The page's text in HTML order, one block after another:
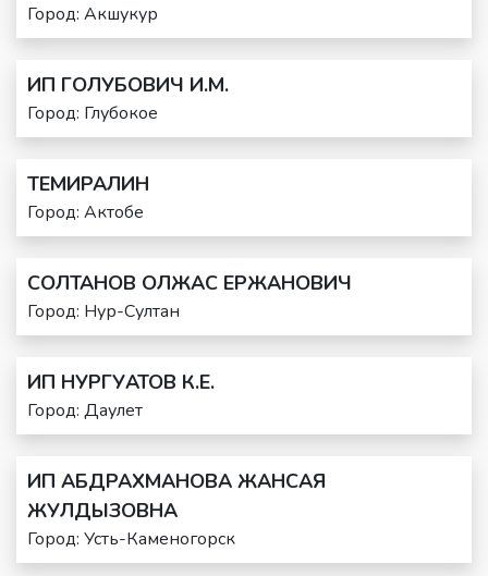
Город: Акшукур
ИП ГОЛУБОВИЧ И.М.
Город: Глубокое
ТЕМИРАЛИН
Город: Актобе
СОЛТАНОВ ОЛЖАС ЕРЖАНОВИЧ
Город: Нур-Султан
ИП НУРГУАТОВ К.Е.
Город: Даулет
ИП АБДРАХМАНОВА ЖАНСАЯ
ЖУЛДЫЗОВНА
Город: Усть-Каменогорск